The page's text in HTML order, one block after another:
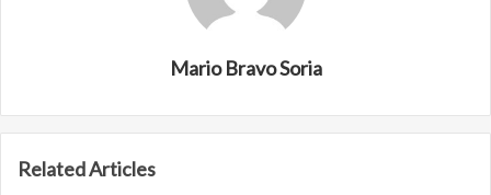
Mario Bravo Soria
Related Articles